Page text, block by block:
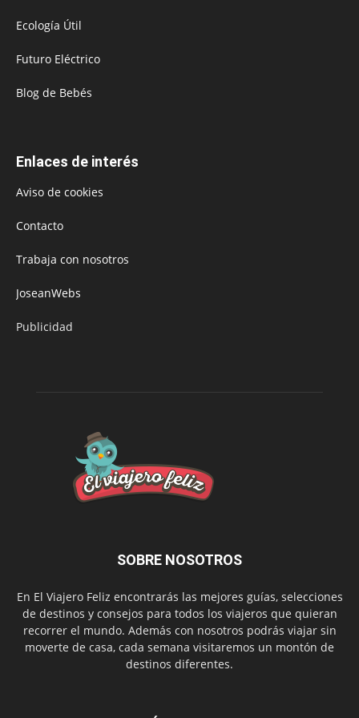
Ecología Útil
Futuro Eléctrico
Blog de Bebés
Enlaces de interés
Aviso de cookies
Contacto
Trabaja con nosotros
JoseanWebs
Publicidad
SOBRE NOSOTROS
En El Viajero Feliz encontrarás las mejores guías, selecciones
de destinos y consejos para todos los viajeros que quieran
recorrer el mundo. Además con nosotros podrás viajar sin
moverte de casa, cada semana visitaremos un montón de
destinos diferentes.